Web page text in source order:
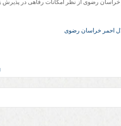
احمر خراسان رضوی